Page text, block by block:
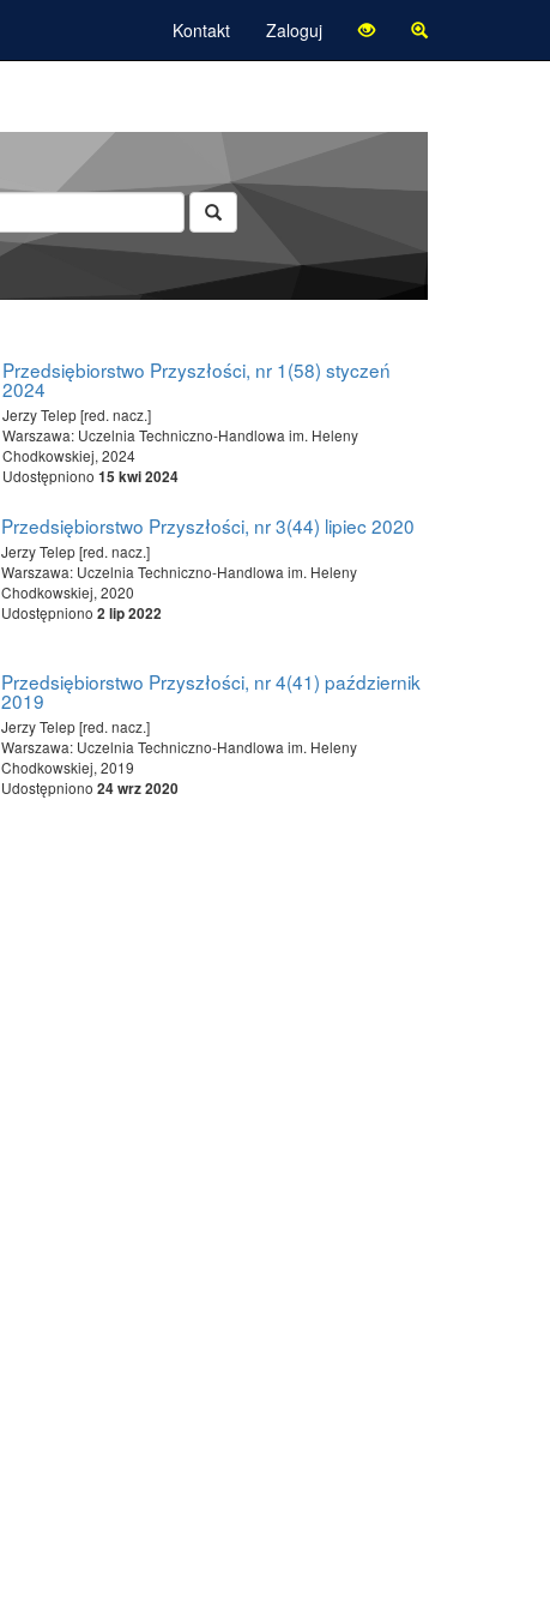
Kontakt Zaloguj
Przedsiębiorstwo Przyszłości, nr 1(58) styczeń
2024
Jerzy Telep [red. nacz.]
Warszawa: Uczelnia Techniczno-Handlowa im. Heleny
Chodkowskiej, 2024
Udostępniono15 kwi 2024
Przedsiębiorstwo Przyszłości, nr 3(44) lipiec 2020
Jerzy Telep [red. nacz.]
Warszawa: Uczelnia Techniczno-Handlowa im. Heleny
Chodkowskiej, 2020
Udostępniono2 lip 2022
Przedsiębiorstwo Przyszłości, nr 4(41) październik
2019
Jerzy Telep [red. nacz.]
Warszawa: Uczelnia Techniczno-Handlowa im. Heleny
Chodkowskiej, 2019
Udostępniono24 wrz 2020